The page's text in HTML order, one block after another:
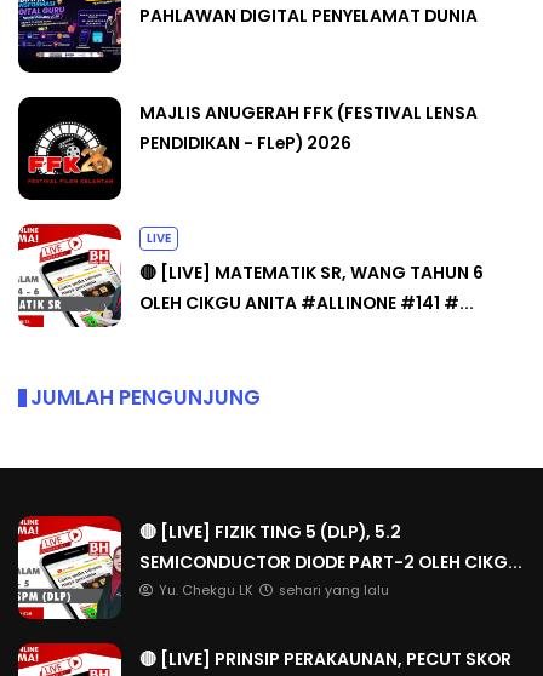
PAHLAWAN DIGITAL PENYELAMAT DUNIA
MAJLIS ANUGERAH FFK (FESTIVAL LENSA
PENDIDIKAN - FLeP) 2026
LIVE
🔴 [LIVE] MATEMATIK SR, WANG TAHUN 6
OLEH CIKGU ANITA #ALLINONE #141 #...
JUMLAH PENGUNJUNG
🔴 [LIVE] FIZIK TING 5 (DLP), 5.2
SEMICONDUCTOR DIODE PART-2 OLEH CIKG...
Yu. Chekgu LK sehari yang lalu
🔴 [LIVE] PRINSIP PERAKAUNAN, PECUT SKOR